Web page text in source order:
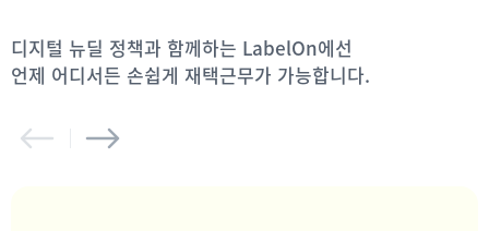
디지털 뉴딜 정책과 함께하는 LabelOn에선
언제 어디서든 손쉽게 재택근무가 가능합니다.